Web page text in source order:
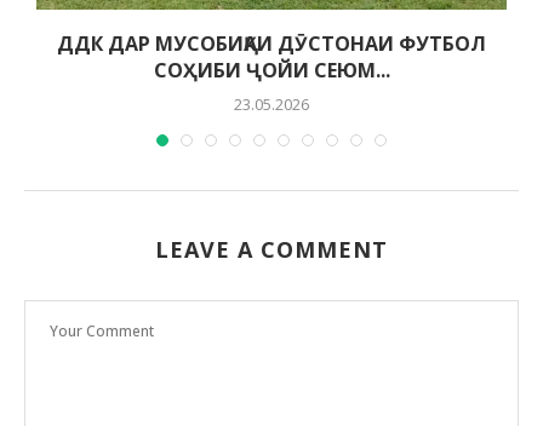
ДДК ДАР МУСОБИҚАИ ДӮСТОНАИ ФУТБОЛ
СОҲИБИ ҶОЙИ СЕЮМ...
23.05.2026
LEAVE A COMMENT